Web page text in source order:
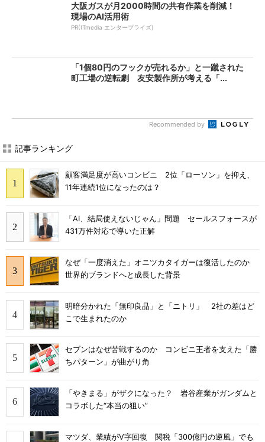
大阪ガスが月2000時間の共有作業を削減！
現場のAI活用術
PR(ITmedia エンタープライズ)
「1個80円のフックが売れるか」と一蹴された
町工場の逆転劇 友安製作所が考える「...
Recommended by
記事ランキング
顧客満足度が高いコンビニ 2位「ローソン」を抑え、
11年連続1位になったのは？
「AI、結局使えないじゃん」問題 セールスフォースが
431万件対応で導いた正解
なぜ「一度消えた」オニツカタイガーは復活したのか
世界的ブランドへと成長した背景
明暗分かれた「無印良品」と「ニトリ」 2社の差はど
こで生まれたのか
セブンはなぜ苦戦するのか コンビニ王者を支えた「勝
ちパターン」が曲がり角
「やきまる」がザクになった？ 岩谷産業がガンダムと
コラボした“本当の狙い”
マツダ、業績がV字回復 関税「300億円の逆風」でも